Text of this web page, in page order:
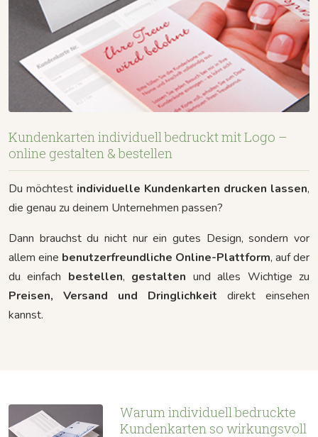
Kundenkarten individuell bedruckt mit Logo –
online gestalten & bestellen
Du möchtest individuelle Kundenkarten drucken lassen,
die genau zu deinem Unternehmen passen?
Dann brauchst du nicht nur ein gutes Design, sondern vor
allem eine benutzerfreundliche Online-Plattform, auf der
du einfach bestellen, gestalten und alles Wichtige zu
Preisen, Versand und Dringlichkeit direkt einsehen
kannst.
Warum individuell bedruckte
Kundenkarten so wirkungsvoll